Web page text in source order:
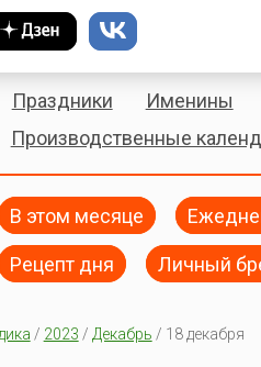
Праздники Именины
Производственные
В этом месяце
Рецепт дня Личный
/ 2023 / Декабрь / 18 декабря